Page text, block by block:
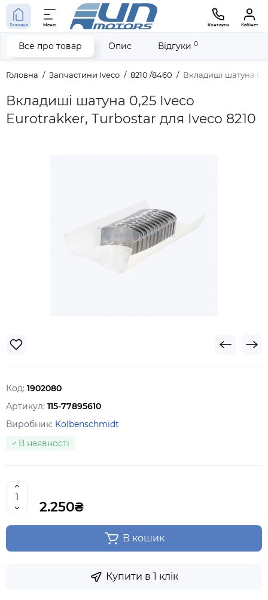
Головна Меню Контакти Кабінет
Головна Запчастини Iveco 8210 /8460 Вкладиші шатуна
Вкладиші шатуна 0,25 Iveco
Eurotrakker, Turbostar для Iveco 8210
Все про товар Опис Відгуки 0
Код: 1902080
Артикул: 115-77895610
Виробник: Kolbenschmidt
В наявності
2.250₴
В кошик
Купити в 1 клік